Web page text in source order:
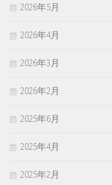
2026年5月
2026年4月
2026年3月
2026年2月
2025年6月
2025年4月
2025年2月